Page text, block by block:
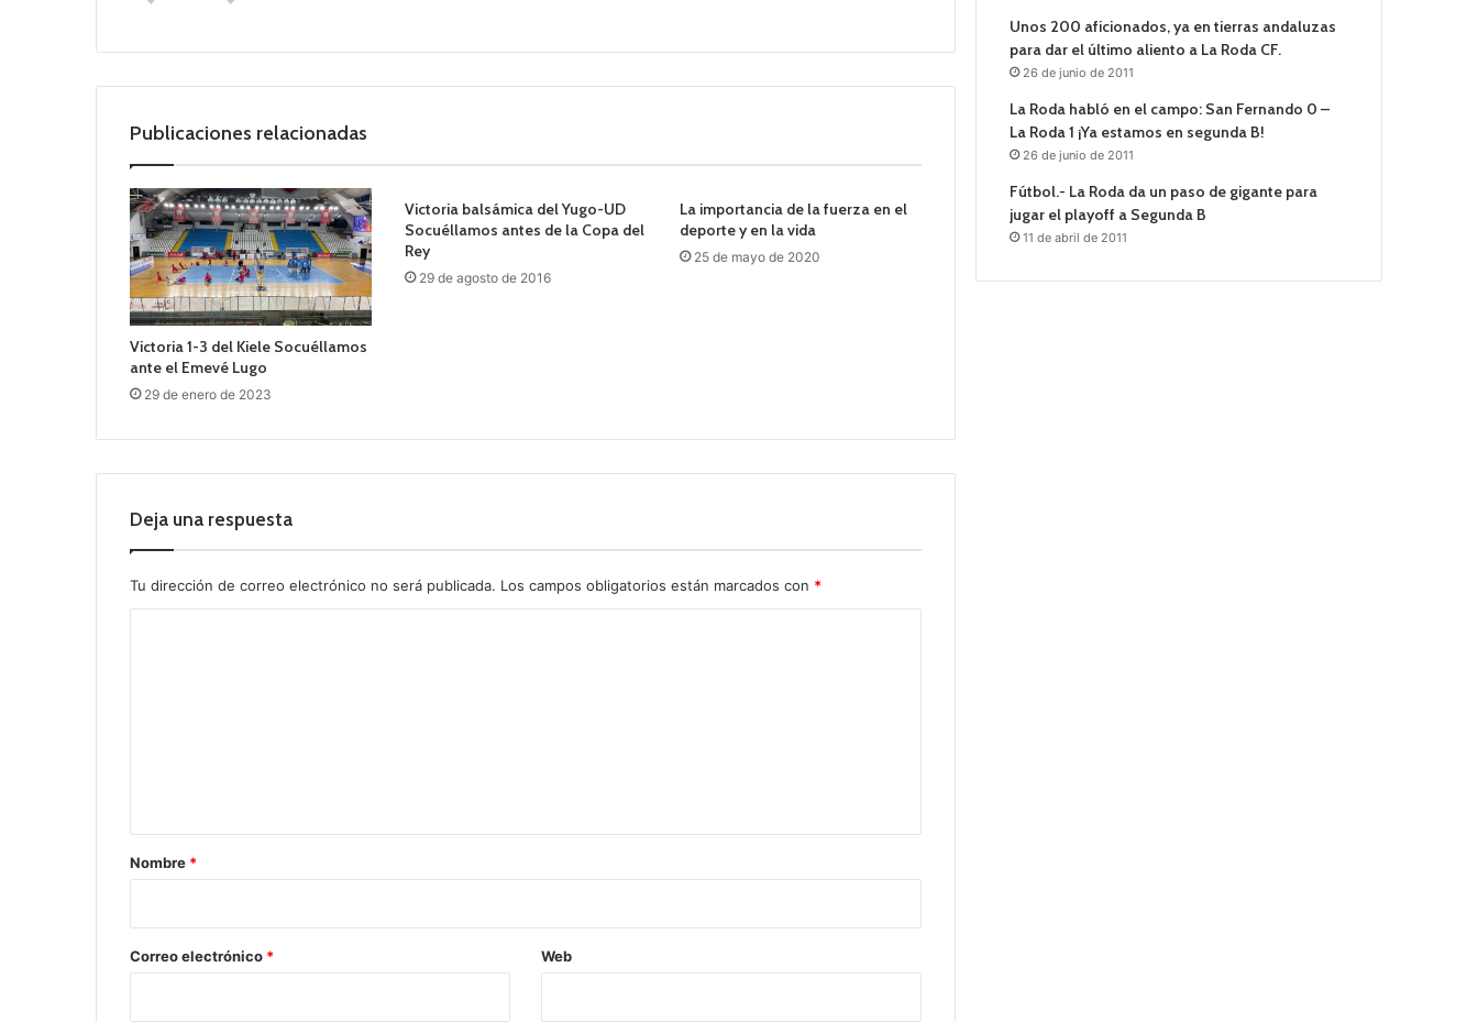
Publicaciones relacionadas
Victoria 1-3 del Kiele Socuéllamos
ante el Emevé Lugo
29 de enero de 2023
Victoria balsámica del Yugo-UD
Socuéllamos antes de la Copa del
Rey
29 de agosto de 2016
La importancia de la fuerza en el
deporte y en la vida
25 de mayo de 2020
Deja una respuesta
Tu dirección de correo electrónico no será publicada. Los campos obligatorios están marcados con *
r
*
Nombre *
Correo electrónico * Web
Unos 200 aficionados, ya en tierras andaluzas
para dar el último aliento a La Roda CF.
26 de junio de 2011
La Roda habló en el campo: San Fernando 0 –
La Roda 1 ¡Ya estamos en segunda B!
26 de junio de 2011
Fútbol.- La Roda da un paso de gigante para
jugar el playoff a Segunda B
11 de abril de 2011